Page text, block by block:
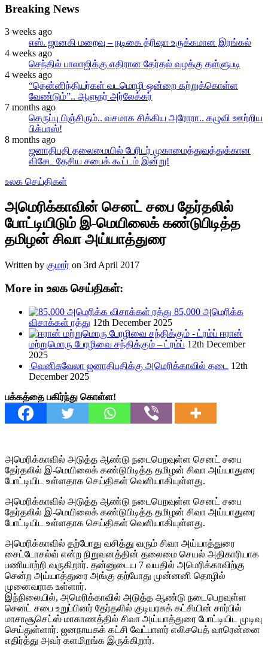
Breaking News
3 weeks ago
எஸ். ஜானகி மறைவு – நடிகை த்ரிஷா உருக்கமான இரங்கல்
4 weeks ago
செந்தில் பாலாஜிக்கு எதிரான தேர்தல் வழக்கு தள்ளுபடி
4 weeks ago
“தென்னிந்தியர்கள் வடமொழி ஒன்றை கற்றுக்கொள்ள
வேண்டும்”.. ஆளுநர் அர்லேக்கர்
7 months ago
செருப்பு பிஞ்சிரும்.. வசமாக சிக்கிய அரோரா.. கழுவி ஊற்றிய
பிக்பாஸ்!
8 months ago
ஜனாதிபதி தலைமையில் பேரிடர் முகாமைத்துவத்துக்கான
விசேட தேசிய சபைக் கூட்டம் இன்று!
உலக செய்திகள்
அமெரிக்காவின் செனட் சபை தேர்தலில்
போட்டியிடும் இ-மெயிலைக் கண்டுபிடித்த
தமிழன் சிவா அய்யாத்துரை
Written by குமார் on 3rd April 2017
More in உலக செய்திகள்:
85,000 அமெரிக்க
விசாக்கள் ரத்து 12th December 2025
ஈரான்
மற்றுமொரு பேரழிவை சந்திக்கும் – ட்ரம்ப் 12th December
2025
வெனிசுவேலா ஜனாதிபதிக்கு அமெரிக்காவில் தடை
12th
December 2025
பக்கத்தை பகிர்ந்து கொள்ள!
அமெரிக்காவில் அடுத்த ஆண்டு நடைபெறவுள்ள செனட் சபை
தேர்தலில் இ-மெயிலைக் கண்டுபிடித்த தமிழன் சிவா அய்யாதுரை
போட்டியிட உள்ளதாக செய்திகள் வெளியாகியுள்ளது.
அமெரிக்காவில் அடுத்த ஆண்டு நடைபெறவுள்ள செனட் சபை
தேர்தலில் இ-மெயிலைக் கண்டுபிடித்த தமிழன் சிவா அய்யாதுரை
போட்டியிட உள்ளதாக செய்திகள் வெளியாகியுள்ளது.
அமெரிக்காவில் தற்போது வசித்து வரும் சிவா அய்யாத்துரை
சைட்டோசல்வ் என்ற நிறுவனத்தின் தலைமை செயல் அதிகாரியாக
பணியாற்றி வருகிறார். தன்னுடைய 7 வயதில் அமெரிக்காவிற்கு
சென்ற அய்யாத்துரை அங்கு தற்போது முன்னனி தொழில்
முனைவராக உள்ளார்.
இந்நிலையில், அமெரிக்காவில் அடுத்த ஆண்டு நடைபெறவுள்ள
செனட் சபை உறுப்பினர் தேர்தலில் குடியரசுக் கட்சியின் சார்பில்
மாசாசூசெட்ஸ் மாகாணத்தில் சிவா அய்யாத்துரை போட்டியிட முடிவு
செய்துள்ளார். ஜனநாயகக் கட்சி வேட்பாளர் எலிசபெத் வாரென்னை
எதிர்த்து அவர் களமிறங்க இருக்கிறார்.